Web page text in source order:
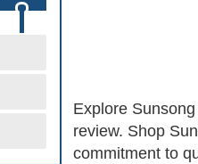
Explore
review. Shop
commitment to